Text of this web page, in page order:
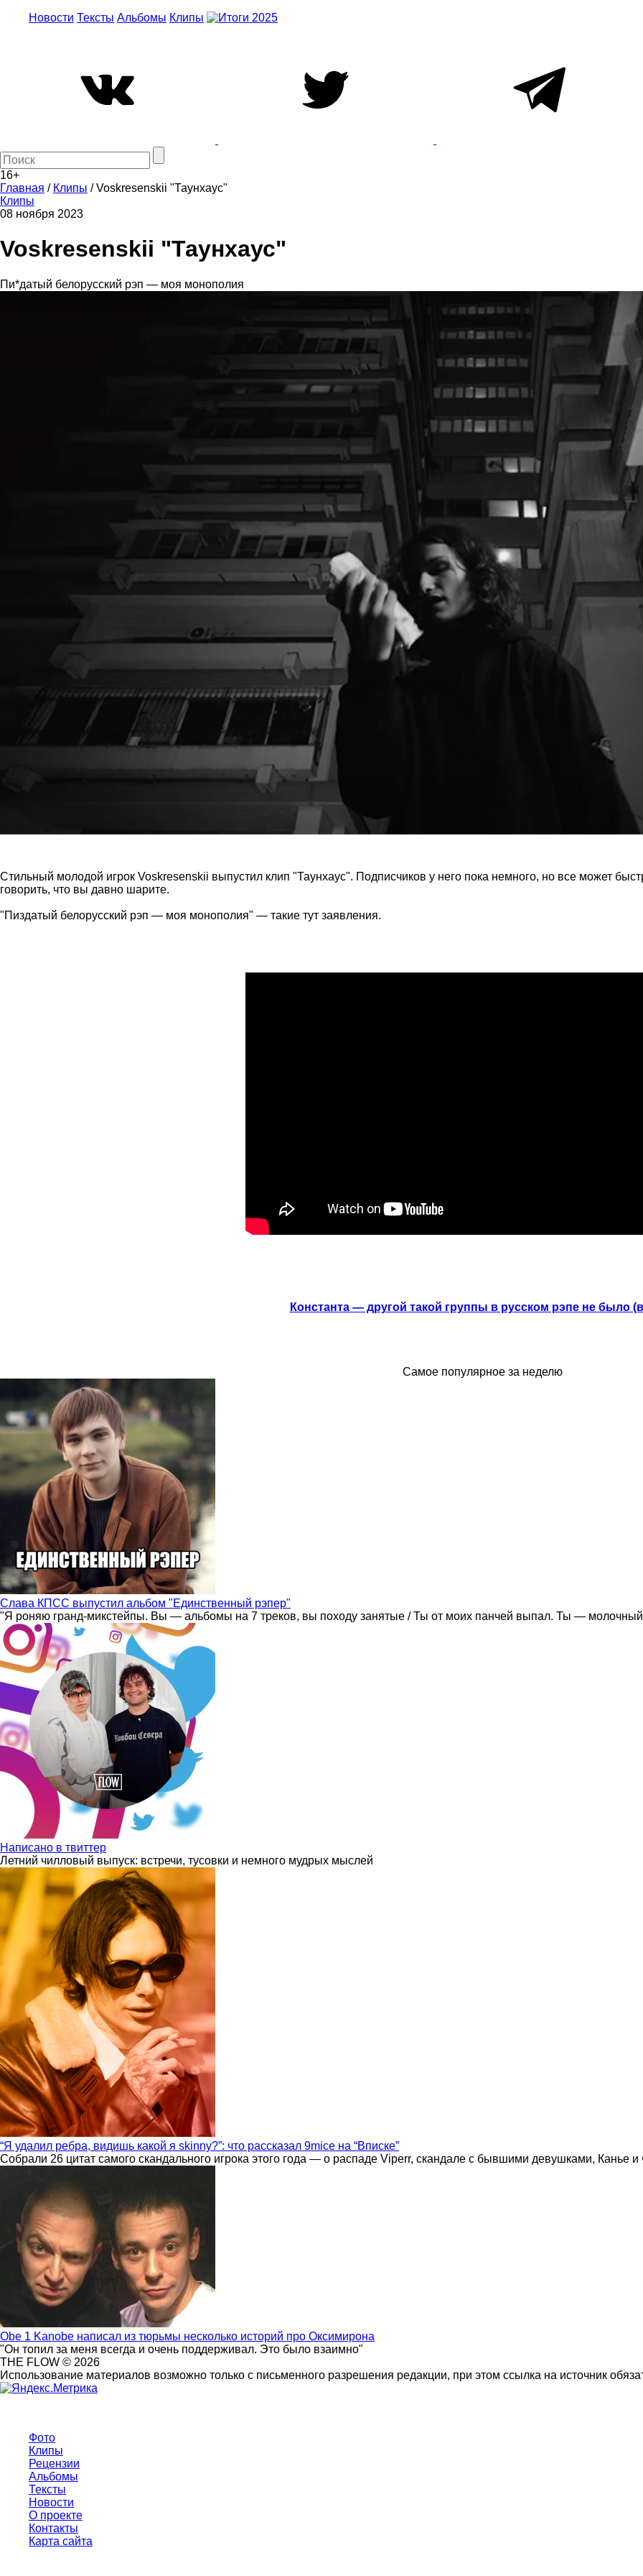
Новости Тексты Альбомы Клипы
16+
Главная / Клипы /Voskresenskii "Таунхаус"
Клипы
08 ноября 2023
Voskresenskii "Таунхаус"
Пи*датый белорусский рэп — моя монополия
Стильный молодой игрок Voskresenskii выпустил клип "Таунхаус". Подписчиков у него пока немного, но все может
говорить, что вы давно шарите.
"Пиздатый белорусский рэп — моя монополия" — такие тут заявления.
Константа — другой такой группы в русском рэпе не было
Самое популярное за неделю
Слава КПСС выпустил альбом "Единственный рэпер"
"Я роняю гранд-микстейпы. Вы — альбомы на 7 треков, вы походу занятые / Ты от моих панчей выпал. Ты —
Написано в твиттер
Летний чилловый выпуск: встречи, тусовки и немного мудрых мыслей
“Я удалил ребра, видишь какой я skinny?”: что рассказал 9mice на “Вписке”
Собрали 26 цитат самого скандального игрока этого года — о распаде Viperr, скандале с бывшими девушками, Канье
Obe 1 Kanobe написал из тюрьмы несколько историй про Оксимирона
"Он топил за меня всегда и очень поддерживал. Это было взаимно"
THE FLOW © 2026
Использование материалов возможно только с письменного разрешения редакции, при этом ссылка на источник
Фото
Клипы
Рецензии
Альбомы
Тексты
Новости
О проекте
Контакты
Карта сайта